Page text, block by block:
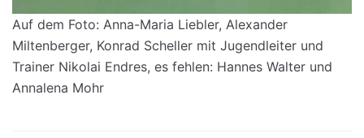
Auf dem Foto: Anna-Maria Liebler, Alexander
Miltenberger, Konrad Scheller mit Jugendleiter und
Trainer Nikolai Endres, es fehlen: Hannes Walter und
Annalena Mohr